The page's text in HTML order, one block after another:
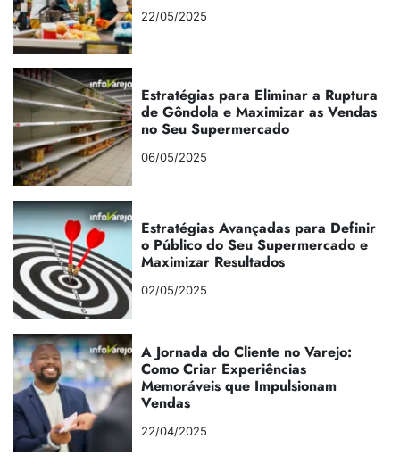
22/05/2025
Estratégias para Eliminar a Ruptura
de Gôndola e Maximizar as Vendas
no Seu Supermercado
06/05/2025
Estratégias Avançadas para Definir
o Público do Seu Supermercado e
Maximizar Resultados
02/05/2025
A Jornada do Cliente no Varejo:
Como Criar Experiências
Memoráveis que Impulsionam
Vendas
22/04/2025